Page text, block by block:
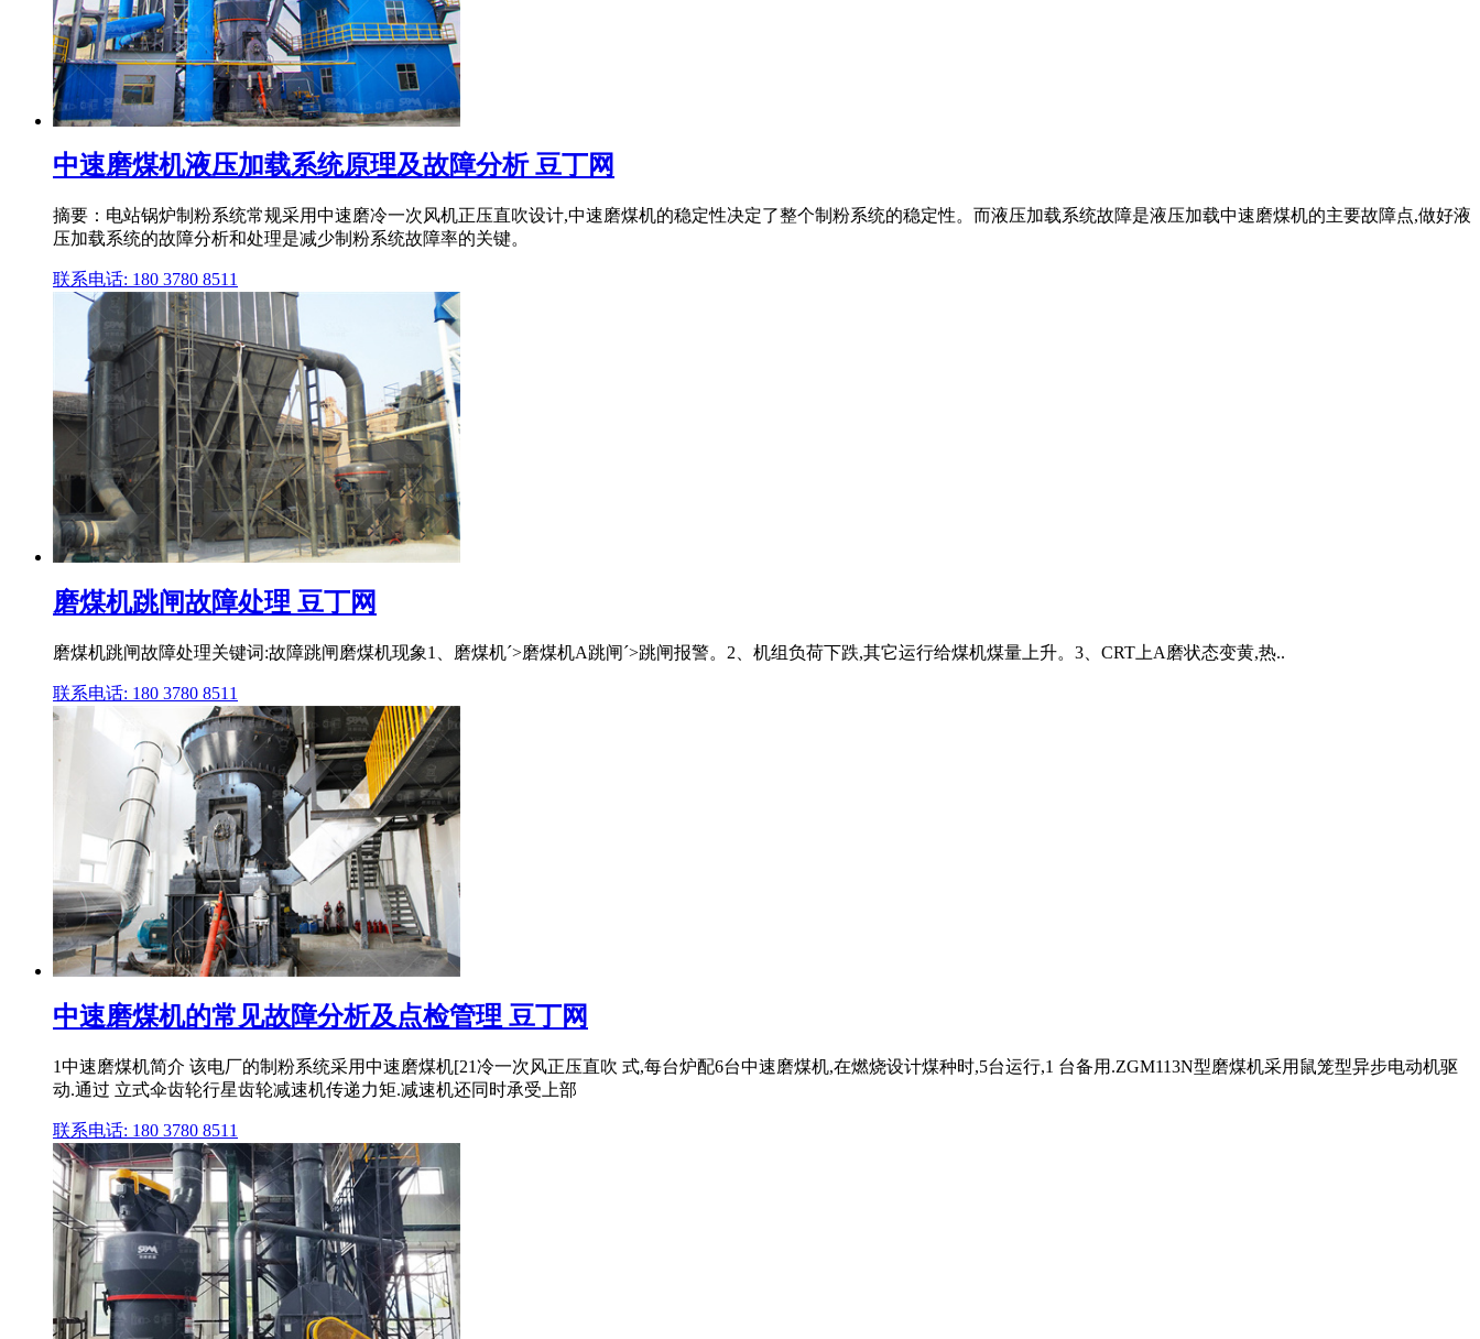
中速磨煤机液压加载系统原理及故障分析 豆丁网
摘要：电站锅炉制粉系统常规采用中速磨冷一次风机正压直吹设计,中速磨煤机的稳定性决定了整个制粉系统的稳定性。而液压加载系统故障是液压加载中速磨煤机的主要故障点,做好液
压加载系统的故障分析和处理是减少制粉系统故障率的关键。
联系电话: 180 3780 8511
磨煤机跳闸故障处理 豆丁网
磨煤机跳闸故障处理关键词:故障跳闸磨煤机现象1、磨煤机´>磨煤机A跳闸´>跳闸报警。2、机组负荷下跌,其它运行给煤机煤量上升。3、CRT上A磨状态变黄,热..
联系电话: 180 3780 8511
中速磨煤机的常见故障分析及点检管理 豆丁网
1中速磨煤机简介 该电厂的制粉系统采用中速磨煤机[21冷一次风正压直吹 式,每台炉配6台中速磨煤机,在燃烧设计煤种时,5台运行,1 台备用.ZGM113N型磨煤机采用鼠笼型异步电动机驱
动.通过 立式伞齿轮行星齿轮减速机传递力矩.减速机还同时承受上部
联系电话: 180 3780 8511